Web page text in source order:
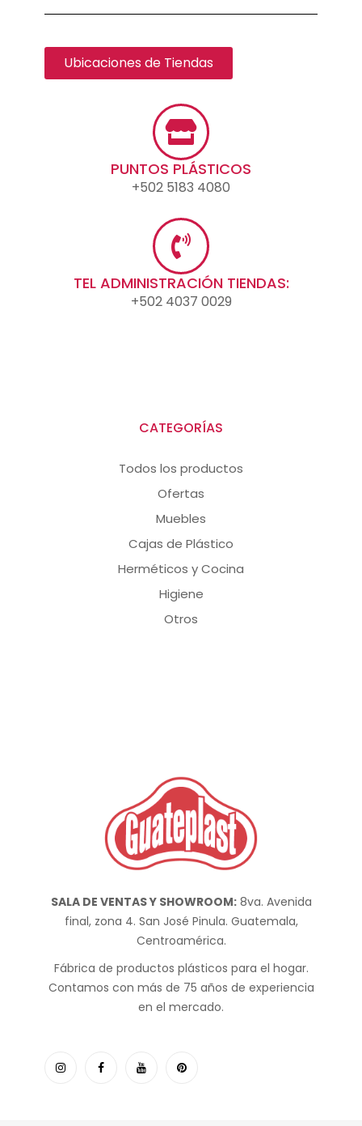
Ubicaciones de Tiendas
PUNTOS PLÁSTICOS
+502 5183 4080
TEL ADMINISTRACIÓN TIENDAS:
+502 4037 0029
CATEGORÍAS
Todos los productos
Ofertas
Muebles
Cajas de Plástico
Herméticos y Cocina
Higiene
Otros
SALA DE VENTAS Y SHOWROOM:8va. Avenida
final, zona 4. San José Pinula. Guatemala,
Centroamérica.
Fábrica de productos plásticos para el hogar.
Contamos con más de 75 años de experiencia
en el mercado.